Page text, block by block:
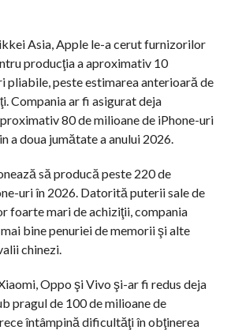
Asia, Apple le-a cerut furnizorilor
producţia a aproximativ 10
pliabile, peste estimarea anterioară de
Compania ar fi asigurat deja
80 de milioane de iPhone-uri
a doua jumătate a anului 2026.
să producă peste 220 de
uri în 2026. Datorită puterii sale de
foarte mari de achiziţii, compania
bine penuriei de memorii şi alte
chinezi.
Oppo şi Vivo şi-ar fi redus deja
pragul de 100 de milioane de
întâmpină dificultăţi în obţinerea